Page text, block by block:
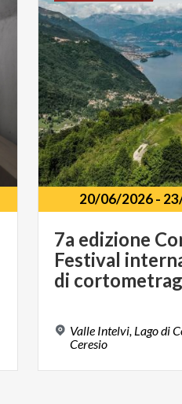
20/06/2026-
7a edizione
Festival
Valle Intelvi, Lago di
Ceresio